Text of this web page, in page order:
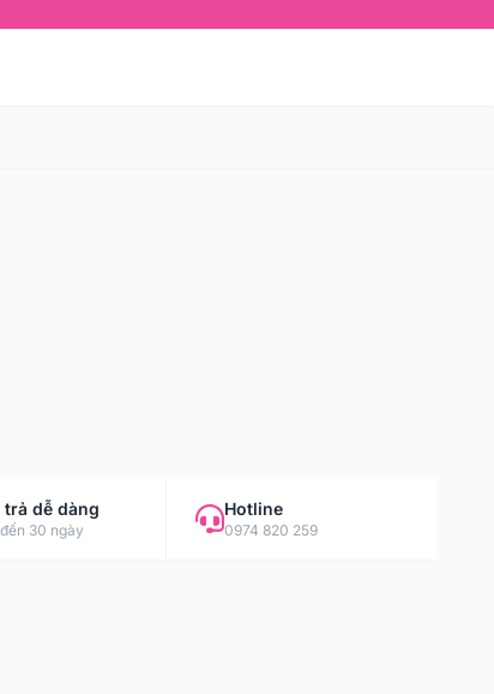
dễ dàng
30 ngày
Hotline
0974 820 259